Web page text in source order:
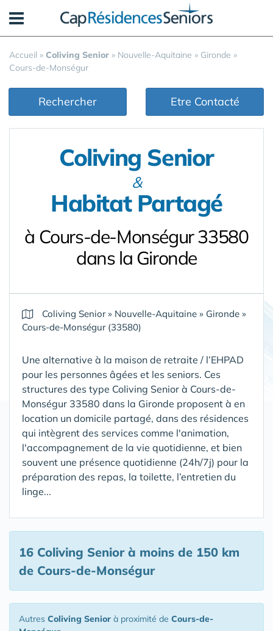
Accueil » Coliving Senior » Nouvelle-Aquitaine » Gironde »
Cours-de-Monségur
Rechercher Etre Contacté
Coliving Senior
&
Habitat Partagé
à Cours-de-Monségur 33580
dans la Gironde
Coliving Senior» Nouvelle-Aquitaine » Gironde »
Cours-de-Monségur (33580)
Une alternative à la maison de retraite / l’EHPAD
pour les personnes âgées et les seniors. Ces
structures des type Coliving Senior à Cours-de-
Monségur 33580 dans la Gironde proposent à en
location un domicile partagé, dans des résidences
qui intègrent des services comme l'animation,
l'accompagnement de la vie quotidienne, et bien
souvent une présence quotidienne (24h/7j) pour la
préparation des repas, la toilette, l’entretien du
linge...
16 Coliving Seniorà moins de 150 km
de Cours-de-Monségur
Autres Coliving Senior à proximité de Cours-de-